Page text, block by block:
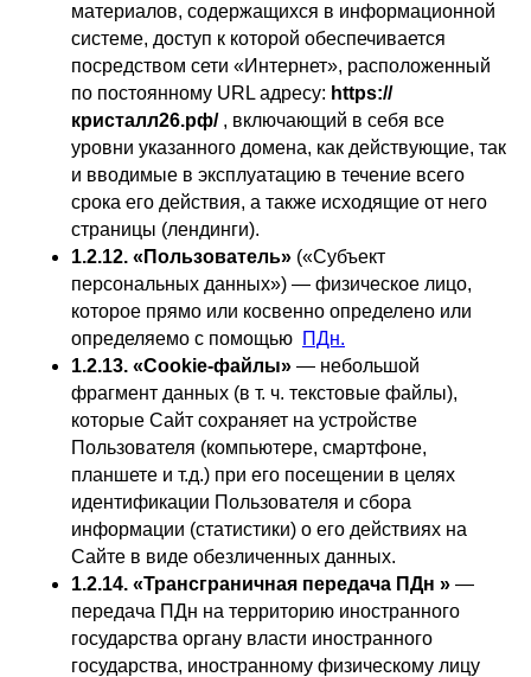
материалов, содержащихся в информационной
системе, доступ к которой обеспечивается
посредством сети «Интернет», расположенный
по постоянному URL адресу: https://
кристалл26.рф/ , включающий в себя все
уровни указанного домена, как действующие, так
и вводимые в эксплуатацию в течение всего
срока его действия, а также исходящие от него
страницы (лендинги).
1.2.12. «Пользователь» («Субъект
персональных данных») — физическое лицо,
которое прямо или косвенно определено или
определяемо с помощью ПДн.
1.2.13. «Cookie-файлы» — небольшой
фрагмент данных (в т. ч. текстовые файлы),
которые Сайт сохраняет на устройстве
Пользователя (компьютере, смартфоне,
планшете и т.д.) при его посещении в целях
идентификации Пользователя и сбора
информации (статистики) о его действиях на
Сайте в виде обезличенных данных.
1.2.14. «Трансграничная передача ПДн » —
передача ПДн на территорию иностранного
государства органу власти иностранного
государства, иностранному физическому лицу